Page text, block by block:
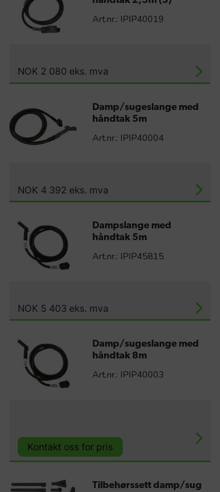
Art.nr.: IPIP40019
NOK 2 080 eks. mva
Damp/sugeslange med
håndtak 5m
Art.nr.: IPIP40004
NOK 4 392 eks. mva
Dampslange med
håndtak 5m
Art.nr.: IPIP45815
NOK 5 403 eks. mva
Damp/sugeslange med
håndtak 8m
Art.nr.: IPIP40003
Kontakt oss for pris
Tilbehørssett damp/sug